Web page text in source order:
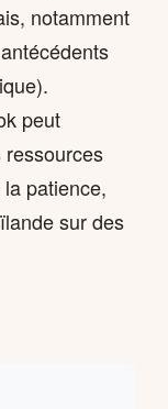
notamment
peut
patience,
sur des